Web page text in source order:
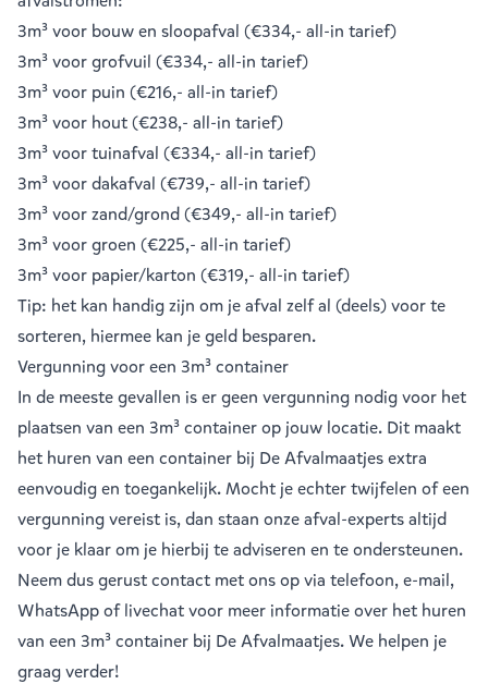
3m³ voor bouw en sloopafval (€334,- all-in tarief)
3m³ voor grofvuil (€334,- all-in tarief)
3m³ voor puin (€216,- all-in tarief)
3m³ voor hout(€238,- all-in tarief)
3m³ voor tuinafval (€334,- all-in tarief)
3m³ voor dakafval (€739,- all-in tarief)
3m³ voor zand/grond(€349,- all-in tarief)
3m³ voor groen (€225,- all-in tarief)
3m³ voor papier/karton (€319,- all-in tarief)
Tip: het kan handig zijn om je afval zelf al (deels) voor te
sorteren, hiermee kan je geld besparen.
Vergunning voor een 3m³ container
In de meeste gevallen is er geen vergunning nodig voor het
plaatsen van een 3m³ container op jouw locatie. Dit maakt
het huren van een container bij De Afvalmaatjes extra
eenvoudig en toegankelijk. Mocht je echter twijfelen of een
vergunning vereist is, dan staan onze afval-expertsaltijd
voor je klaar om je hierbij te adviseren en te ondersteunen.
Neem dus gerust contact met ons op via telefoon, e-mail,
WhatsApp of livechat voor meer informatie over het huren
van een 3m³ container bij De Afvalmaatjes. We helpen je
graag verder!